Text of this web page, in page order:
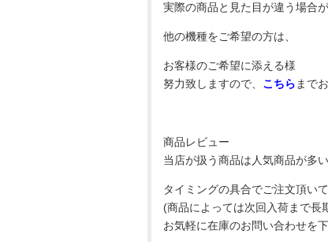
実際の商品と見た目が違う場合
他の機種をご希望の方は、
お客様のご希望に添える様
努力致しますので、 こちらまで
商品レビュー
当店が扱う商品は人気商品が多い
タイミングの具合でご注文頂い
(商品によっては次回入荷まで長
お気軽に在庫のお問い合わせを下